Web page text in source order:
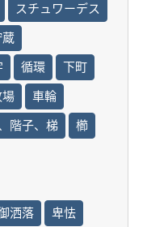
スチュワーデス
蔵
循環
下町
車輪
階子、梯
櫛
洒落
卑怯